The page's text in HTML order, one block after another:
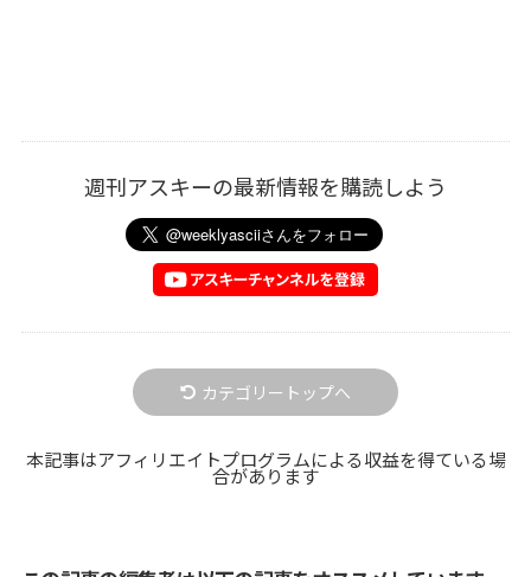
週刊アスキーの最新情報を購読しよう
カテゴリートップへ
本記事はアフィリエイトプログラムによる収益を得ている場
合があります